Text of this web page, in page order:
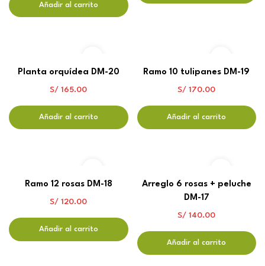
Añadir al carrito
Planta orquídea DM-20
S/ 165.00
Añadir al carrito
Ramo 10 tulipanes DM-19
S/ 170.00
Añadir al carrito
Ramo 12 rosas DM-18
S/ 120.00
Añadir al carrito
Arreglo 6 rosas + peluche
DM-17
S/ 140.00
Añadir al carrito